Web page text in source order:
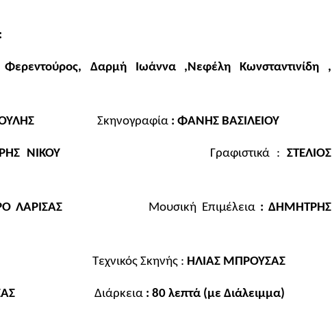
Φερεντούρος, Δαρμή Ιωάννα ,Νεφέλη Κωνσταντινίδη ,
ΠΟΥΛΗΣ Σκηνογραφία : ΦΑΝΗΣ ΒΑΣΙΛΕΙΟΥ
ΝΙΚΟΥ Γραφιστικά :ΣΤΕΛΙΟΣ
ΛΑΡΙΣΑΣ Μουσική Επιμέλεια: ΔΗΜΗΤΡΗΣ
Τεχνικός Σκηνής : ΗΛΙΑΣ ΜΠΡΟΥΣΑΣ
ΛΑΡΙΣΑΣ Διάρκεια : 80 λεπτά (με Διάλειμμα)